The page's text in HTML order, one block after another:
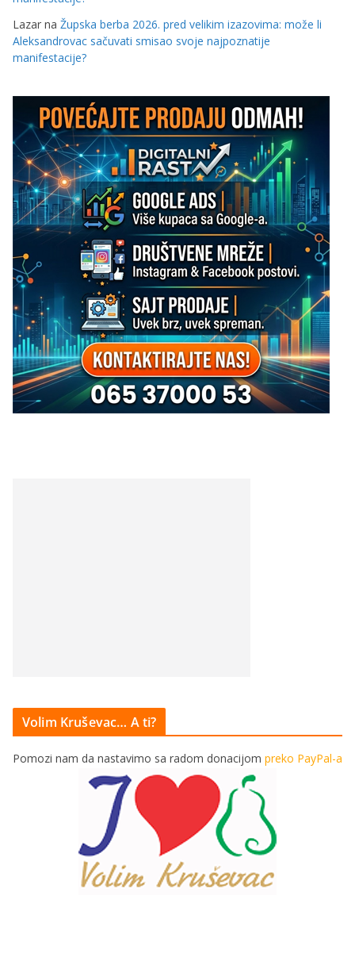
Lazar na Župska berba 2026. pred velikim izazovima: može li
Aleksandrovac sačuvati smisao svoje najpoznatije
manifestacije?
Volim Kruševac… A ti?
Pomozi nam da nastavimo sa radom donacijom preko PayPal-a